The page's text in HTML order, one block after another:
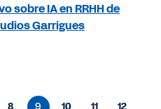
sobre IA en RRHH de
Garrigues